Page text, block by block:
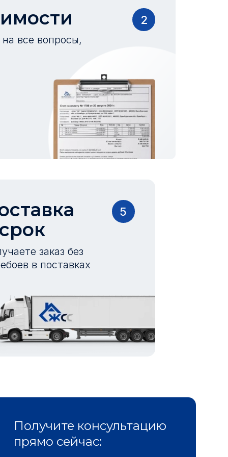
все вопросы,
2
заказ без
в поставках
5
Получите консультацию
прямо сейчас: